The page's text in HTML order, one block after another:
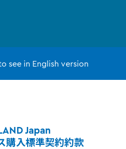
see in English version
Japan
購入標準契約約款